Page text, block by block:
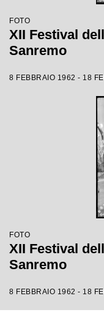
FOTO
XII Festival
Sanremo
8 FEBBRAIO 1962 - 18
FOTO
XII Festival
Sanremo
8 FEBBRAIO 1962 - 18